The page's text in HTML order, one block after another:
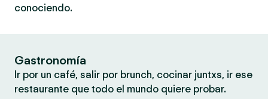
conociendo.
Gastronomía
Ir por un café, salir por brunch, cocinar juntxs, ir ese
restaurante que todo el mundo quiere probar.